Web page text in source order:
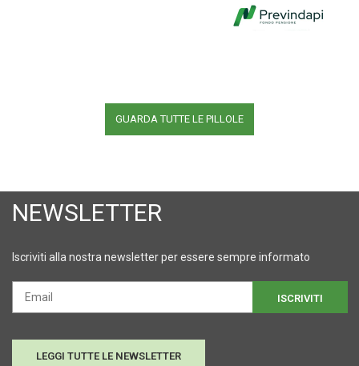
GUARDA TUTTE LE PILLOLE
NEWSLETTER
Iscriviti alla nostra newsletter per essere sempre informato
ISCRIVITI
LEGGI TUTTE LE NEWSLETTER